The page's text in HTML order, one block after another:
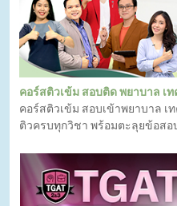
คอร์สติวเข้ม สอบติด พยาบาล เ
คอร์สติวเข้ม สอบเข้าพยาบาล
ติวครบทุกวิชา พร้อมตะลุยข้อสอ